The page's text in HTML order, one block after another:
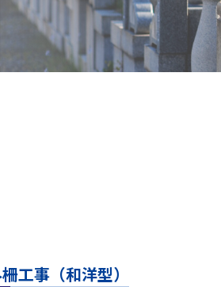
工事（和洋型）